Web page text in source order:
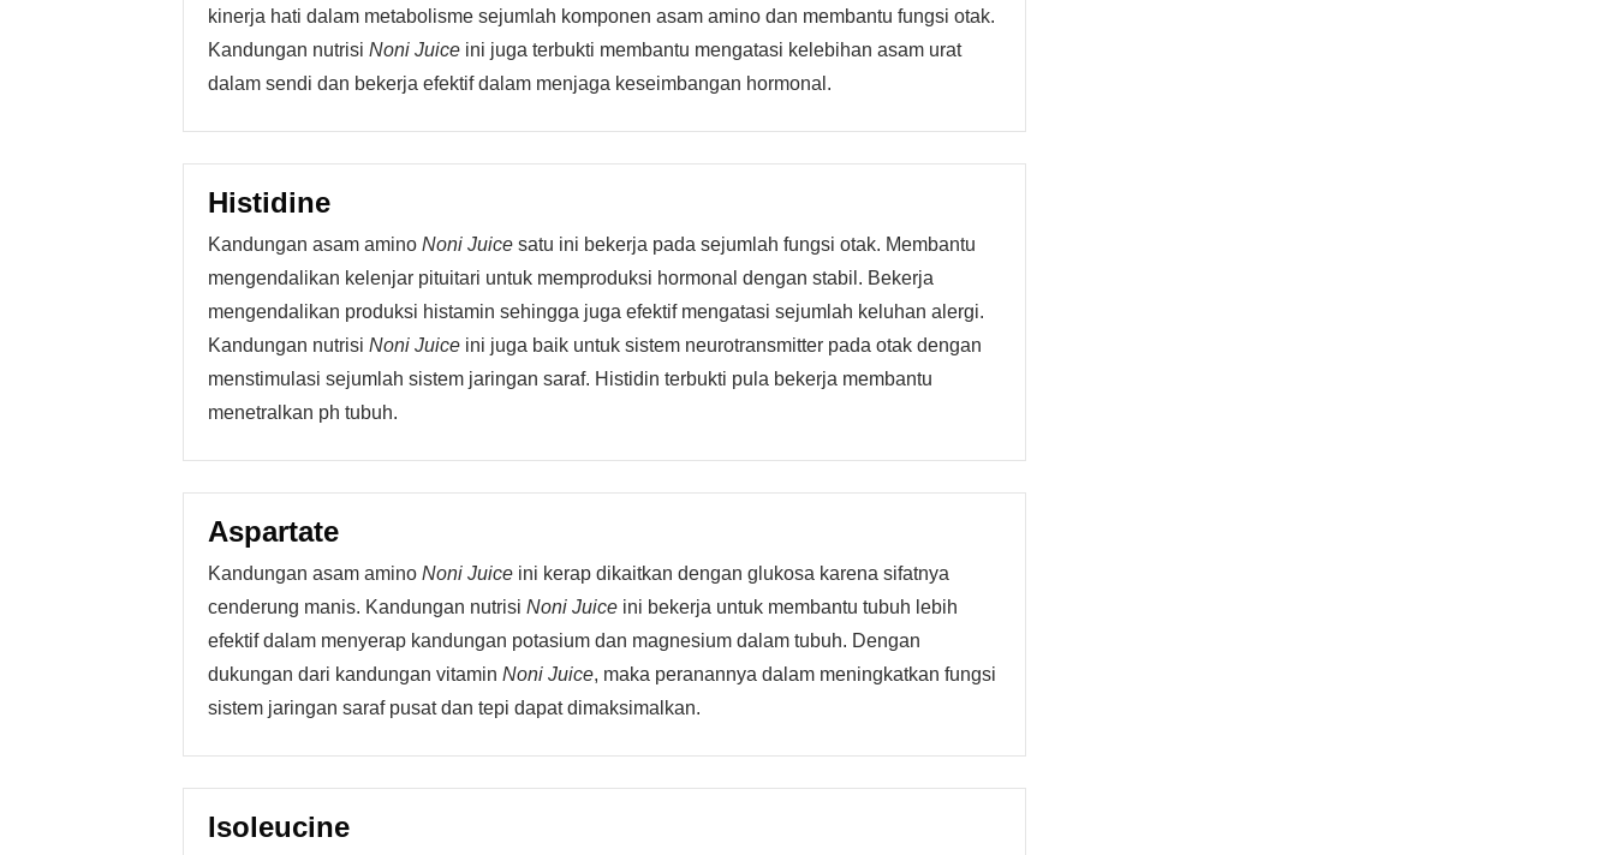
kinerja hati dalam metabolisme sejumlah komponen asam amino dan membantu fungsi otak.
Kandungan nutrisi Noni Juice ini juga terbukti membantu mengatasi kelebihan asam urat
dalam sendi dan bekerja efektif dalam menjaga keseimbangan hormonal.
Histidine
Kandungan asam amino Noni Juice satu ini bekerja pada sejumlah fungsi otak. Membantu
mengendalikan kelenjar pituitari untuk memproduksi hormonal dengan stabil. Bekerja
mengendalikan produksi histamin sehingga juga efektif mengatasi sejumlah keluhan alergi.
Kandungan nutrisi Noni Juice ini juga baik untuk sistem neurotransmitter pada otak dengan
menstimulasi sejumlah sistem jaringan saraf. Histidin terbukti pula bekerja membantu
menetralkan ph tubuh.
Aspartate
Kandungan asam amino Noni Juice ini kerap dikaitkan dengan glukosa karena sifatnya
cenderung manis. Kandungan nutrisi Noni Juice ini bekerja untuk membantu tubuh lebih
efektif dalam menyerap kandungan potasium dan magnesium dalam tubuh. Dengan
dukungan dari kandungan vitamin Noni Juice, maka peranannya dalam meningkatkan fungsi
sistem jaringan saraf pusat dan tepi dapat dimaksimalkan.
Isoleucine